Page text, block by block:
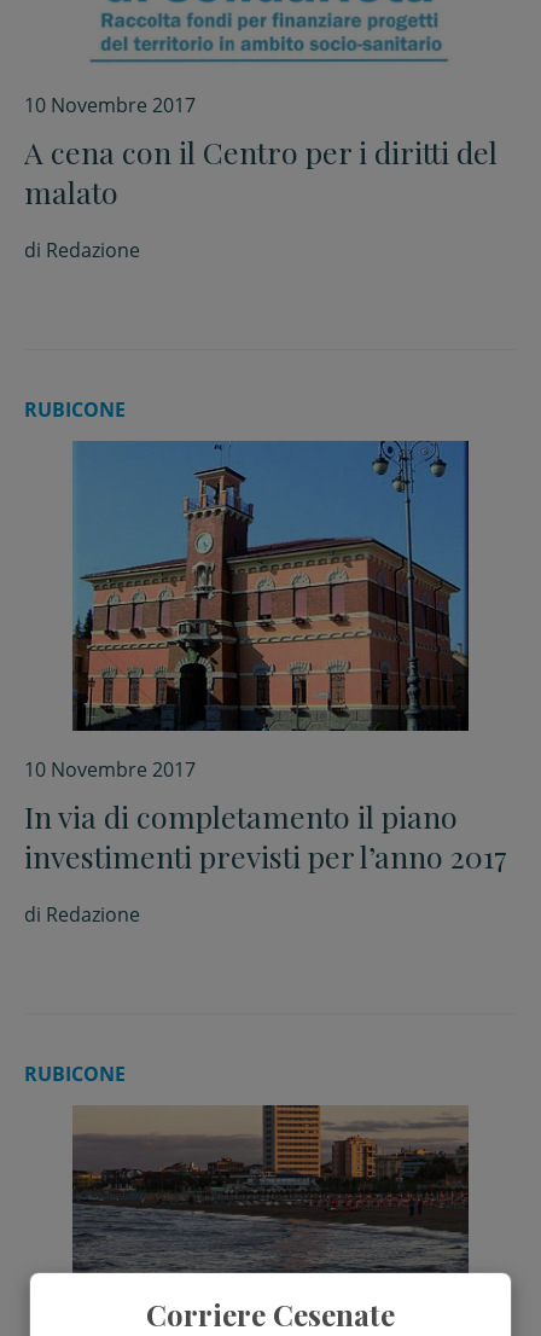
10 Novembre 2017
A cena con il Centro per i diritti del
malato
di Redazione
RUBICONE
10 Novembre 2017
In via di completamento il piano
investimenti previsti per l’anno 2017
di Redazione
RUBICONE
Corriere Cesenate